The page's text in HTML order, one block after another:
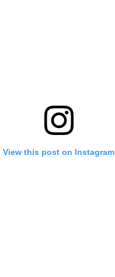
View this post on Instagram